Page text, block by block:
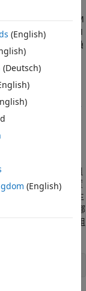
NvM、Dem 和 FiM
NvM、Dem 和 FiM
操
服务操作。要在
您需要同步模型。
和端口，并将每个
NVRAM Manager
Event
Function
节气门位置传感器组
获取原始节气门位置
监控器组件获取由主
比值，并决定传递哪
Dem 服务，监控器组
(English)
(Deutsch)
(English)